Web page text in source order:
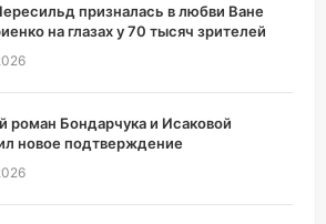
призналась в любви Ване
на глазах у 70 тысяч зрителей
роман Бондарчука и Исаковой
новое подтверждение